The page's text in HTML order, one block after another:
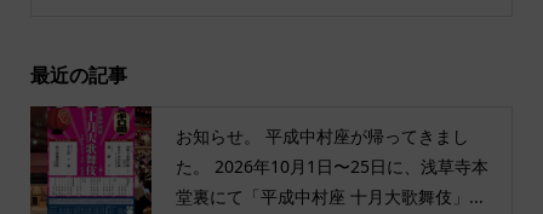
最近の記事
お知らせ。 平成中村座が帰ってきまし
た。 2026年10月1日〜25日に、浅草寺本
堂裏にて「平成中村座 十月大歌舞伎」...